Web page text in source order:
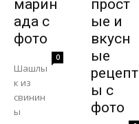
марин
ада с
фото
0
Шашлы
к из
свинин
ы
прост
ые и
вкусн
ые
рецепт
ы с
фото